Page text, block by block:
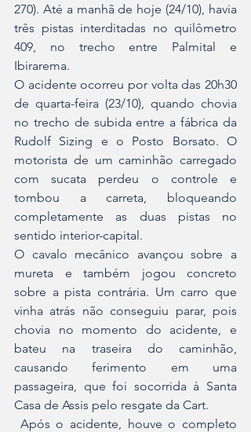
270). Até a manhã de hoje (24/10), havia
três pistas interditadas no quilômetro
409, no trecho entre Palmital e
Ibirarema.
O acidente ocorreu por volta das 20h30
de quarta-feira (23/10), quando chovia
no trecho de subida entre a fábrica da
Rudolf Sizing e o Posto Borsato. O
motorista de um caminhão carregado
com sucata perdeu o controle e
tombou a carreta, bloqueando
completamente as duas pistas no
sentido interior-capital.
O cavalo mecânico avançou sobre a
mureta e também jogou concreto
sobre a pista contrária. Um carro que
vinha atrás não conseguiu parar, pois
chovia no momento do acidente, e
bateu na traseira do caminhão,
causando ferimento em uma
passageira, que foi socorrida à Santa
Casa de Assis pelo resgate da Cart.
Após o acidente, houve o completo